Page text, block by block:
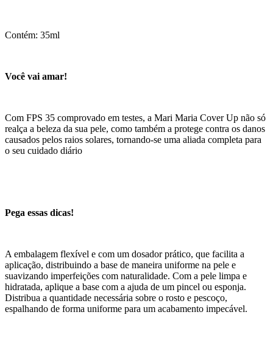
Contém: 35ml
Você vai amar!
Com FPS 35 comprovado em testes, a Mari Maria Cover Up não só
realça a beleza da sua pele, como também a protege contra os danos
causados pelos raios solares, tornando-se uma aliada completa para
o seu cuidado diário
Pega essas dicas!
A embalagem flexível e com um dosador prático, que facilita a
aplicação, distribuindo a base de maneira uniforme na pele e
suavizando imperfeições com naturalidade. Com a pele limpa e
hidratada, aplique a base com a ajuda de um pincel ou esponja.
Distribua a quantidade necessária sobre o rosto e pescoço,
espalhando de forma uniforme para um acabamento impecável.